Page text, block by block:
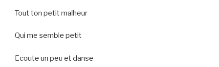
Tout ton petit malheur
Qui me semble petit
Ecoute un peu et danse